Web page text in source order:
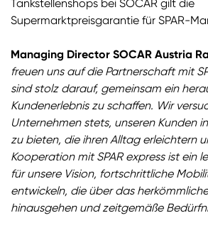
Tankstellenshops bei SOCAR gilt die
Supermarktpreisgarantie für SPAR-
Managing Director SOCAR Austria
freuen uns auf die Partnerschaft mit
sind stolz darauf, gemeinsam ein
Kundenerlebnis zu schaffen. Wir
Unternehmen stets, unseren Kunden
zu bieten, die ihren Alltag erleichtern
Kooperation mit SPAR express ist ein
für unsere Vision, fortschrittliche
entwickeln, die über das
hinausgehen und zeitgemäße